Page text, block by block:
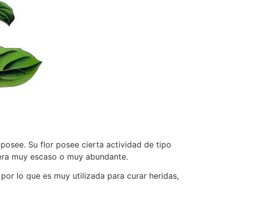
Su flor posee cierta actividad de tipo
muy escaso o muy abundante.
lo que es muy utilizada para curar heridas,